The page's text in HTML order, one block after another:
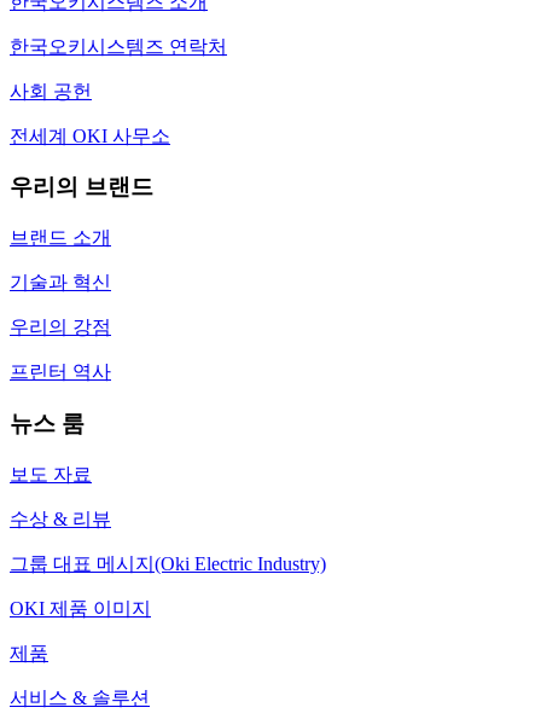
한국오키시스템즈 연락처
사회 공헌
전세계 OKI 사무소
우리의 브랜드
브랜드 소개
기술과 혁신
우리의 강점
프린터 역사
뉴스 룸
보도 자료
수상 & 리뷰
그룹 대표 메시지(Oki Electric Industry)
OKI 제품 이미지
제품
서비스 & 솔루션